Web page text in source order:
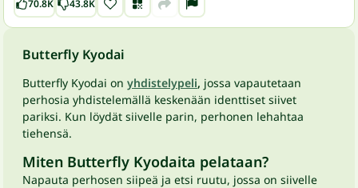
70.8K 43.8K
Butterfly Kyodai
Butterfly Kyodai on yhdistelypeli, jossa vapautetaan
perhosia yhdistelemällä keskenään identtiset siivet
pariksi. Kun löydät siivelle parin, perhonen lehahtaa
tiehensä.
Miten Butterfly Kyodaita pelataan?
Napauta perhosen siipeä ja etsi ruutu, jossa on siivelle